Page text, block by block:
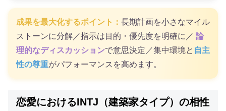
成果を最大化するポイント： 長期計画を小さなマイル
ストーンに分解／指示は目的・優先度を明確に／ 論
理的なディスカッションで意思決定／集中環境と 自主
性の尊重がパフォーマンスを高めます。
恋愛におけるINTJ（建築家タイプ）の相性